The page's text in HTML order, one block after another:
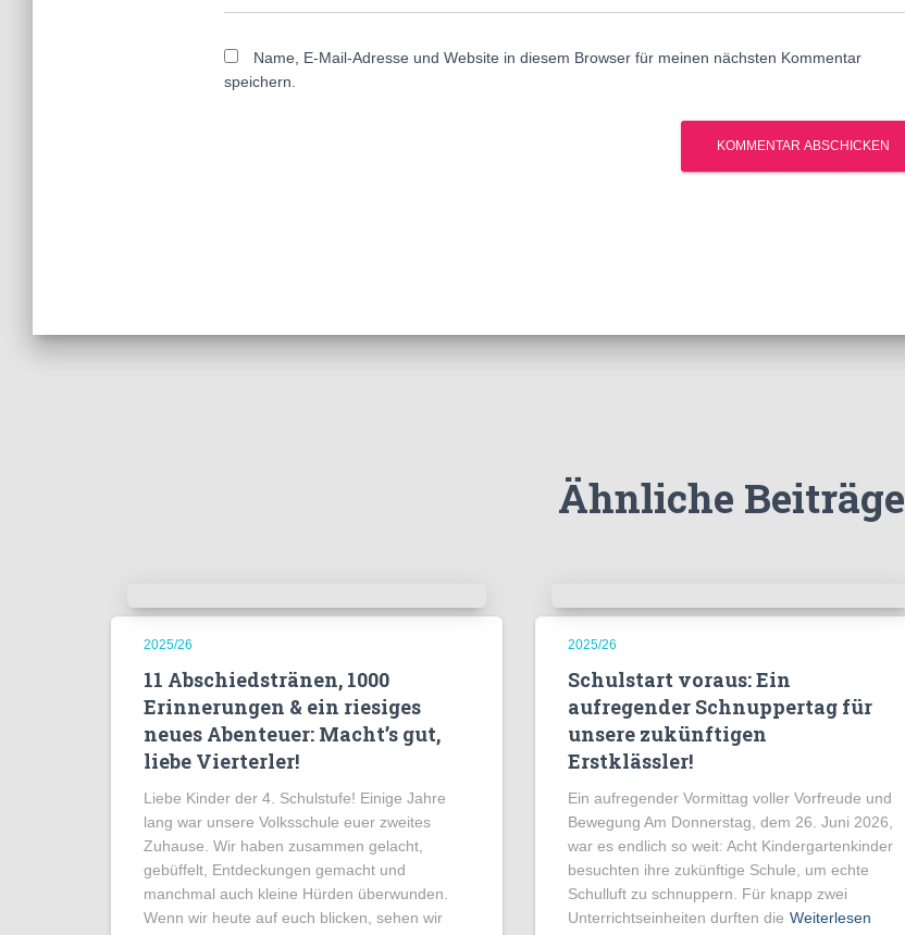
Name, E-Mail-Adresse und Website in diesem Browser für meinen nächsten Kommentar
speichern.
Ähnliche Beiträge
2025/26
11 Abschiedstränen, 1000
Erinnerungen & ein riesiges
neues Abenteuer: Macht’s gut,
liebe Vierterler!
Liebe Kinder der 4. Schulstufe! Einige Jahre
lang war unsere Volksschule euer zweites
Zuhause. Wir haben zusammen gelacht,
gebüffelt, Entdeckungen gemacht und
manchmal auch kleine Hürden überwunden.
Wenn wir heute auf euch blicken, sehen wir
2025/26
Schulstart voraus: Ein
aufregender Schnuppertag für
unsere zukünftigen
Erstklässler!
Ein aufregender Vormittag voller Vorfreude und
Bewegung Am Donnerstag, dem 26. Juni 2026,
war es endlich so weit: Acht Kindergartenkinder
besuchten ihre zukünftige Schule, um echte
Schulluft zu schnuppern. Für knapp zwei
Unterrichtseinheiten durften die Weiterlesen